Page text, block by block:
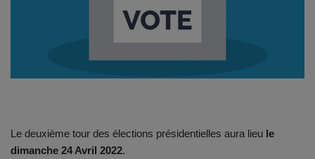
Le deuxième tour des élections présidentielles aura lieu le
dimanche 24 Avril 2022.